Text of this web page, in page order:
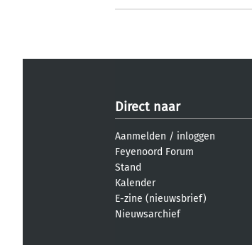
Direct naar
Aanmelden / inloggen
Feyenoord Forum
Stand
Kalender
E-zine (nieuwsbrief)
Nieuwsarchief